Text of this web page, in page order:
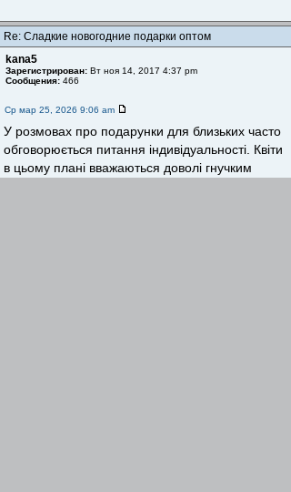
Re: Сладкие новогодние подарки оптом
kana5
Зарегистрирован: Вт ноя 14, 2017 4:37 pm
Сообщения: 466
Ср мар 25, 2026 9:06 am
У розмовах про подарунки для близьких часто
обговорюється питання індивідуальності. Квіти
в цьому плані вважаються доволі гнучким